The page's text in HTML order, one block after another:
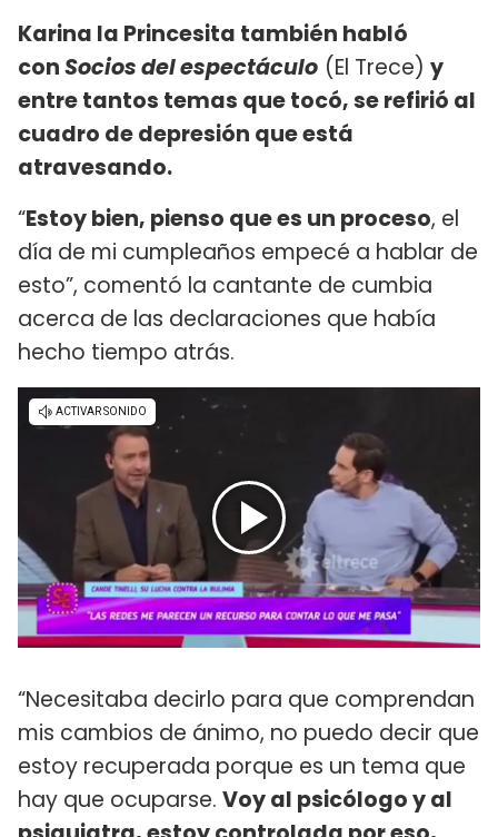
Karina la Princesita también habló
conSocios del espectáculo (El Trece) y
entre tantos temas que tocó, se refirió al
cuadro de depresión que está
atravesando.
“Estoy bien, pienso que es un proceso, el
día de mi cumpleaños empecé a hablar de
esto”, comentó la cantante de cumbia
acerca de las declaraciones que había
hecho tiempo atrás.
“Necesitaba decirlo para que comprendan
mis cambios de ánimo, no puedo decir que
estoy recuperada porque es un tema que
hay que ocuparse. Voy al psicólogo y al